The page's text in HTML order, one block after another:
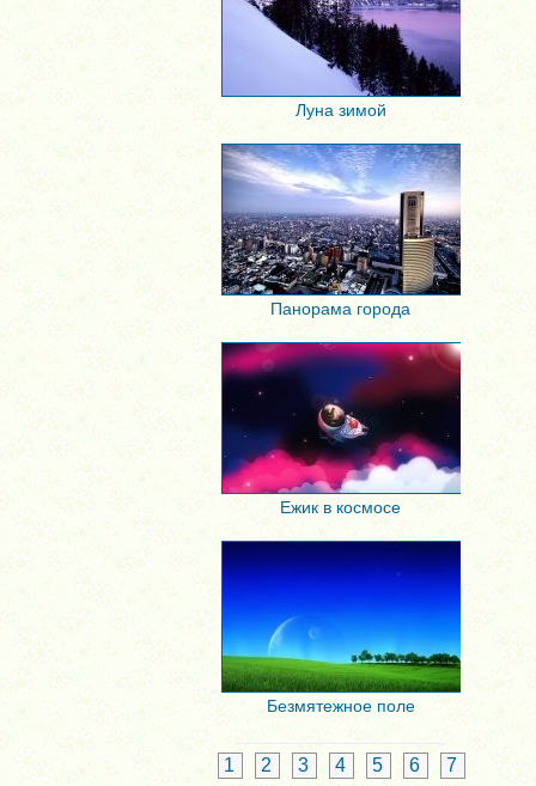
Луна зимой
Панорама города
Ежик в космосе
Безмятежное поле
1 2 3 4 5 6
7